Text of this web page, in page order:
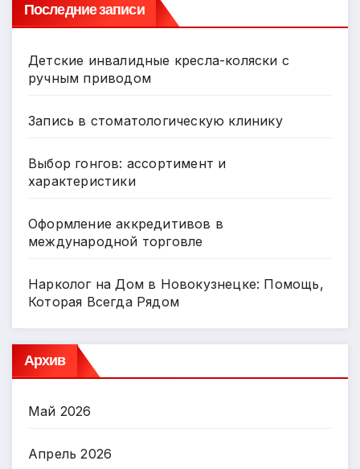
Последние записи
Детские инвалидные кресла-коляски с
ручным приводом
Запись в стоматологическую клинику
Выбор гонгов: ассортимент и
характеристики
Оформление аккредитивов в
международной торговле
Нарколог на Дом в Новокузнецке: Помощь,
Которая Всегда Рядом
Архив
Май 2026
Апрель 2026